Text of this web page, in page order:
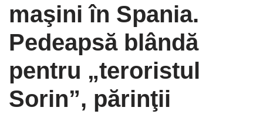
maşini în Spania.
Pedeapsă blândă
pentru „teroristul
Sorin”, părinţii